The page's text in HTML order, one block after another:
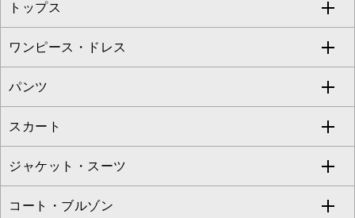
トップス
すべてのトップス
カットソー・Tシャツ
ブラウス・シャツ
ニット・セーター
カーディガン
ワンピース・ドレス
すべてのワンピース・ドレス
ワンピース
ドレス
チュニック
パンツ
すべてのパンツ
フルレングスパンツ
クロップド・半端丈パンツ
スカート
すべてのスカート
ロング・マキシ丈スカート
ジャケット・スーツ
すべてのジャケット・スーツ
コート・ブルゾン